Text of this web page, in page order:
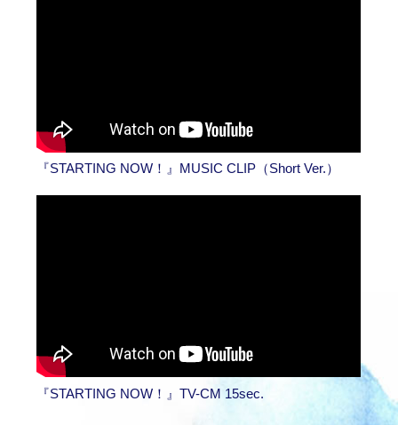
『STARTING NOW！』MUSIC CLIP（Short Ver.）
『STARTING NOW！』TV-CM 15sec.